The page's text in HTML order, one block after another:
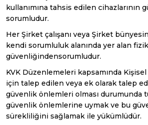
kullanımına tahsis edilen cihazlarının
sorumludur.
Her Şirket çalışanı veya Şirket
kendi sorumluluk alanında yer alan
güvenliğindensorumludur.
KVK Düzenlemeleri kapsamında
için talep edilen veya ek olarak talep
güvenlik önlemleri olması durumunda
güvenlik önlemlerine uymak ve bu
sürekliliğini sağlamak ile yükümlüdür.